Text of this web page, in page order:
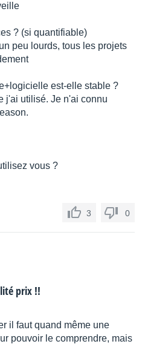
? (si quantifiable)
peu lourds, tous les projets
est-elle stable ?
j'ai utilisé. Je n'ai connu
vous ?
3 0
prix !!
il faut quand même une
pouvoir le comprendre, mais